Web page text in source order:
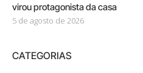
virou protagonista da casa
5 de agosto de 2026
CATEGORIAS